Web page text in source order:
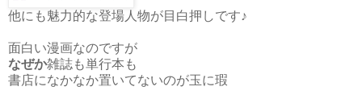
他にも魅力的な登場人物が目白押しです♪
面白い漫画なのですが
なぜか雑誌も単行本も
書店になかなか置いてないのが玉に瑕